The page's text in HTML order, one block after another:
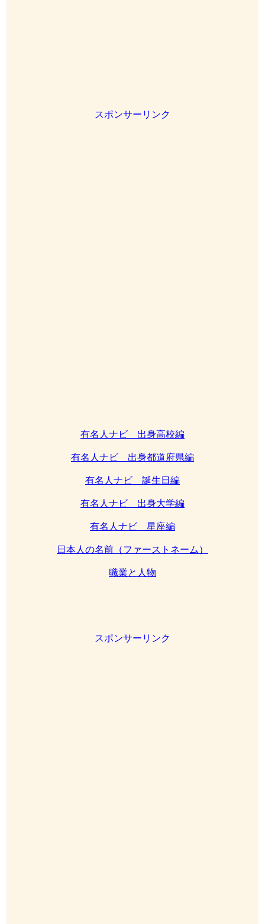
スポンサーリンク
有名人ナビ 出身高校編
有名人ナビ 出身都道府県編
有名人ナビ 誕生日編
有名人ナビ 出身大学編
有名人ナビ 星座編
日本人の名前（ファーストネーム）
職業と人物
スポンサーリンク